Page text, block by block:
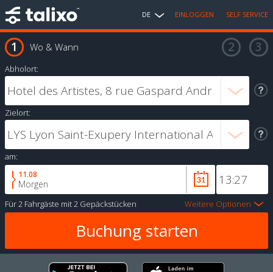
DE EINLOGGEN SELF SERVICE
Wo & Wann
Abholort:
Zielort:
am:
11.08
Morgen
Für2 Fahrgäste mit2 Gepäckstücken Weitere Optionen